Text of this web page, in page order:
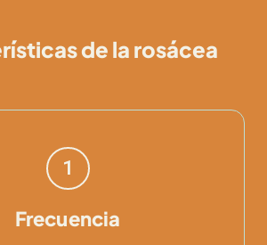
de la rosácea
1
Frecuencia